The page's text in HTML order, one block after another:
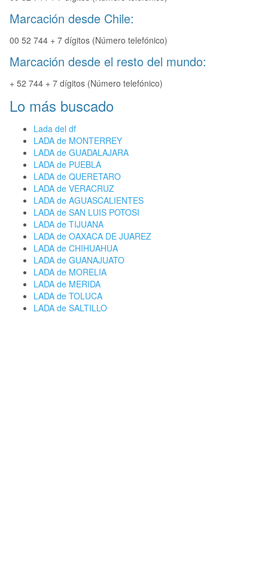
Marcación desde Chile:
00 52 744 + 7 dígitos (Número telefónico)
Marcación desde el resto del mundo:
+ 52 744 + 7 dígitos (Número telefónico)
Lo más buscado
Lada del df
LADA de MONTERREY
LADA de GUADALAJARA
LADA de PUEBLA
LADA de QUERETARO
LADA de VERACRUZ
LADA de AGUASCALIENTES
LADA de SAN LUIS POTOSI
LADA de TIJUANA
LADA de OAXACA DE JUAREZ
LADA de CHIHUAHUA
LADA de GUANAJUATO
LADA de MORELIA
LADA de MERIDA
LADA de TOLUCA
LADA de SALTILLO